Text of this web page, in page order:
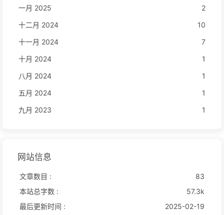
一月 2025
2
十二月 2024
10
十一月 2024
7
十月 2024
1
八月 2024
1
五月 2024
1
九月 2023
1
网站信息
文章数目 :
83
本站总字数 :
57.3k
最后更新时间 :
2025-02-19